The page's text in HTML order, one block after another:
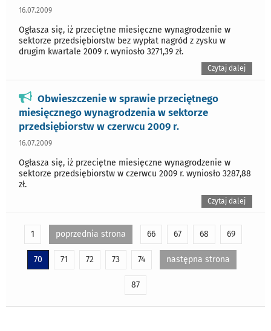
16.07.2009
Ogłasza się, iż przeciętne miesięczne wynagrodzenie w
sektorze przedsiębiorstw bez wypłat nagród z zysku w
drugim kwartale 2009 r. wyniosło 3271,39 zł.
Czytaj dalej
Obwieszczenie w sprawie przeciętnego
miesięcznego wynagrodzenia w sektorze
przedsiębiorstw w czerwcu 2009 r.
16.07.2009
Ogłasza się, iż przeciętne miesięczne wynagrodzenie w
sektorze przedsiębiorstw w czerwcu 2009 r. wyniosło 3287,88
zł.
Czytaj dalej
1 poprzednia strona 66 67 68 69
70 71 72 73 74 następna strona
87